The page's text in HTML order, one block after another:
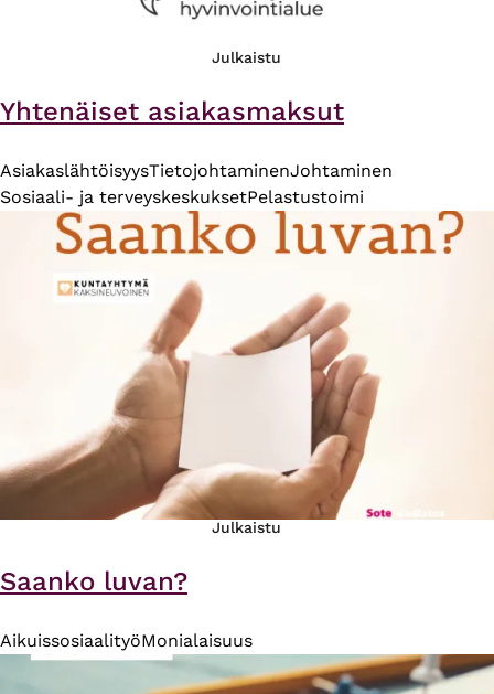
Julkaistu
Yhtenäiset asiakasmaksut
AsiakaslähtöisyysTietojohtaminenJohtaminen
Sosiaali- ja terveyskeskuksetPelastustoimi
Julkaistu
Saanko luvan?
AikuissosiaalityöMonialaisuus